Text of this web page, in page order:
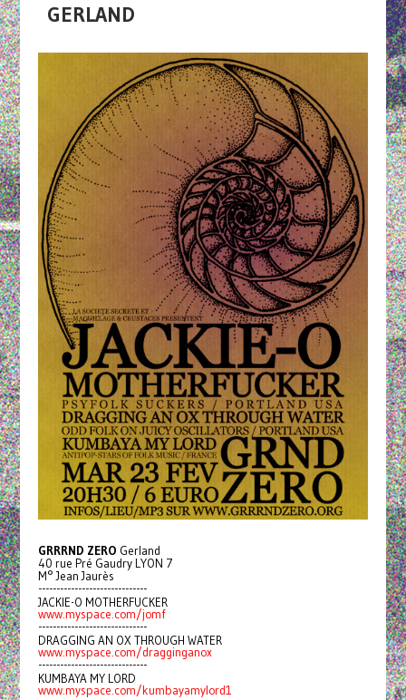
GERLAND
GRRRND ZERO Gerland
40 rue Pré Gaudry LYON 7
M° Jean Jaurès
------------------------------
JACKIE-O MOTHERFUCKER
www.myspace.com/jomf
------------------------------
DRAGGING AN OX THROUGH WATER
www.myspace.com/dragginganox
------------------------------
KUMBAYA MY LORD
www.myspace.com/kumbayamylord1